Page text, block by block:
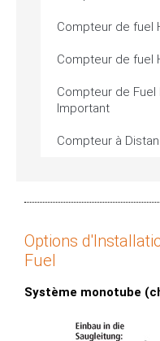
Compteur de fuel
Compteur de fuel
Compteur de Fuel
Important
Compteur à
Options
Fuel
Système monotube